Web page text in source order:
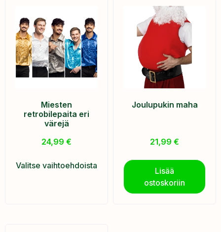
Miesten
retrobilepaita eri
värejä
24,99 €
Valitse vaihtoehdoista
Joulupukin maha
21,99 €
Lisää
ostoskoriin